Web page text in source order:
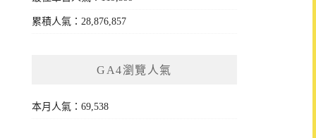
累積人氣：28,876,857
GA4瀏覽人氣
本月人氣：69,538